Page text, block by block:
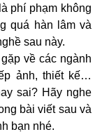
phí phạm không
quá hàn lâm và
sau này.
về các ngành
ảnh, thiết kế…
sai? Hãy nghe
bài viết sau và
bạn nhé.